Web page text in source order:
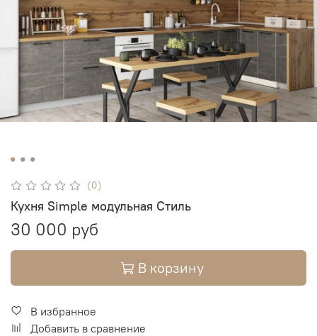
(0)
Кухня Simple модульная Стиль
30 000 руб
В корзину
В избранное
Добавить в сравнение